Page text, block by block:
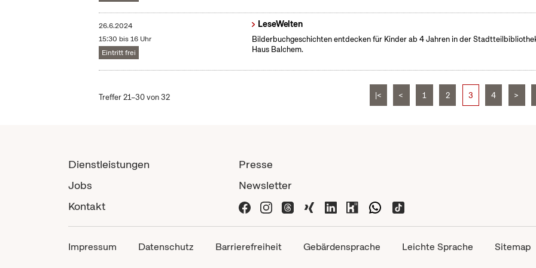
26.6.2024
15:30 bis 16 Uhr
Eintritt frei
LeseWelten
Bilderbuchgeschichten entdecken für Kinder ab 4 Jahren in der
Haus Balchem.
Treffer 21–30 von 32 |< < 1 2 3 4 >
Dienstleistungen
Jobs
Kontakt
Presse
Newsletter
Impressum Datenschutz Barrierefreiheit Gebärdensprache Leichte Sprache Sitemap